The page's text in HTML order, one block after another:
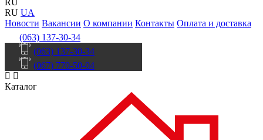
RU
RU UA
Новости Вакансии О компании Контакты Оплата и доставка
(063) 137-30-34
(063) 137-30-34
(067) 770-50-04
Каталог